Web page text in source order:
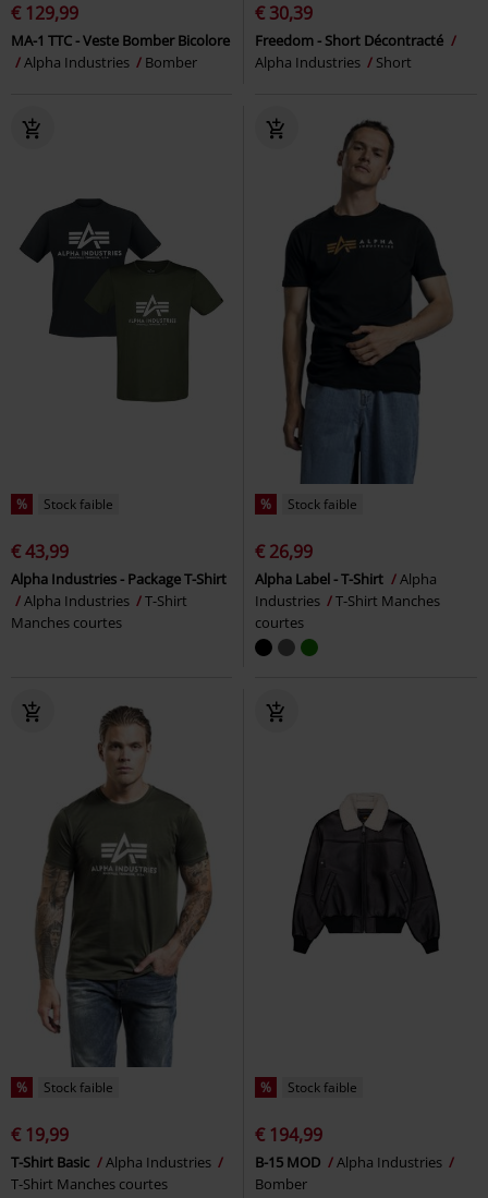
€ 129,99
MA-1 TTC - Veste Bomber Bicolore
Alpha Industries
Bomber
€ 30,39
Freedom - Short Décontracté
Alpha Industries
Short
% Stock faible
€ 43,99
Alpha Industries - Package T-Shirt
Alpha Industries
T-Shirt
Manches courtes
% Stock faible
€ 26,99
Alpha Label - T-Shirt
Alpha
Industries
T-Shirt Manches
courtes
% Stock faible
€ 19,99
T-Shirt Basic
Alpha Industries
T-Shirt Manches courtes
% Stock faible
€ 194,99
B-15 MOD
Alpha Industries
Bomber